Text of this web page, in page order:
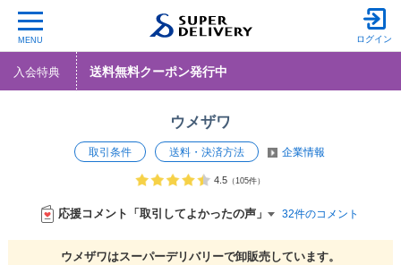
MENU ログイン
入会特典 送料無料クーポン発行中
ウメザワ
取引条件 送料・決済方法 企業情報
4.5（105件）
応援コメント「取引してよかったの声」 32件のコメント
ウメザワはスーパーデリバリーで卸販売しています。